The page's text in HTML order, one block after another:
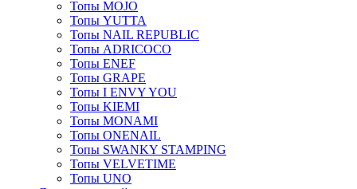
Топы MOJO
Топы YUTTA
Топы NAIL REPUBLIC
Топы ADRICOCO
Топы ENEF
Топы GRAPE
Топы I ENVY YOU
Топы KIEMI
Топы MONAMI
Топы ONENAIL
Топы SWANKY STAMPING
Топы VELVETIME
Топы UNO